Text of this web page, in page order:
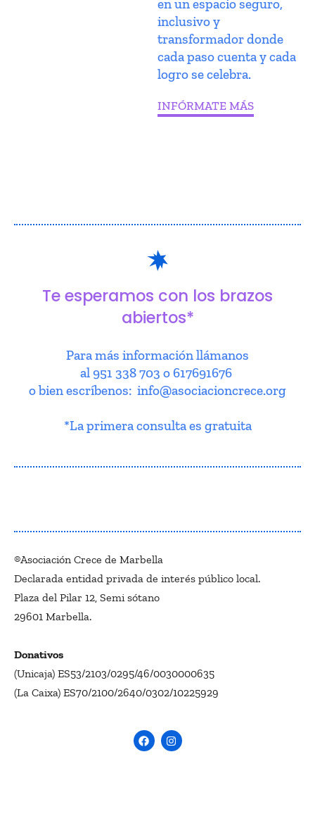
en un espacio seguro,
inclusivo y
transformador donde
cada paso cuenta y cada
logro se celebra.
INFÓRMATE MÁS
Te esperamos con los brazos
abiertos*
Para más información llámanos
al 951 338 703 o 617691676
o bien escríbenos: info@asociacioncrece.org
*La primera consulta es gratuita
®Asociación Crece de Marbella
Declarada entidad privada de interés público local.
Plaza del Pilar 12, Semi sótano
29601 Marbella.
Donativos
(Unicaja) ES53/2103/0295/46/0030000635
(La Caixa) ES70/2100/2640/0302/10225929